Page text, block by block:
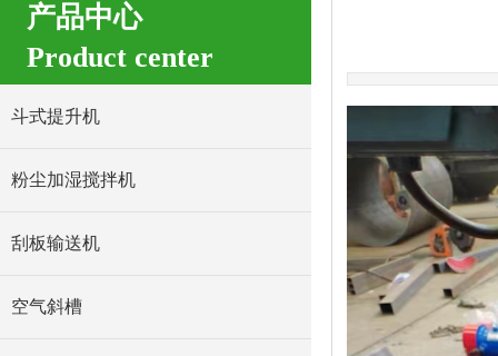
产品中心
Product center
斗式提升机
粉尘加湿搅拌机
刮板输送机
空气斜槽